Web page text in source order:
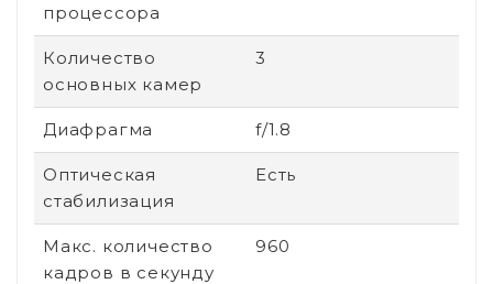
процессора
Количество
основных камер
3
Диафрагма f/1.8
Оптическая
стабилизация
Есть
Макс. количество
кадров в секунду
960